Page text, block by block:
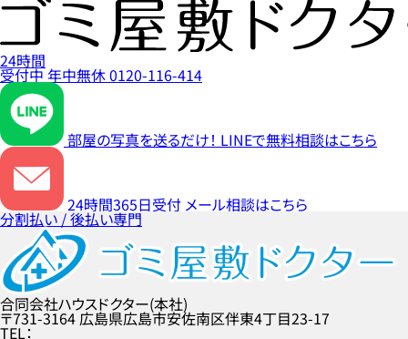
24時間
受付中年中無休0120-116-414
部屋の写真を送るだけ！ LINEで無料相談はこちら
24時間365日受付 メール相談はこちら
分割払い / 後払い専門
合同会社ハウスドクター(本社)
〒731-3164 広島県広島市安佐南区伴東4丁目23-17
TEL